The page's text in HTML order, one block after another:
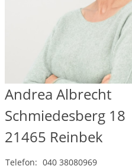
Andrea Albrecht
Schmiedesberg 18
21465 Reinbek
Telefon: 040 38080969